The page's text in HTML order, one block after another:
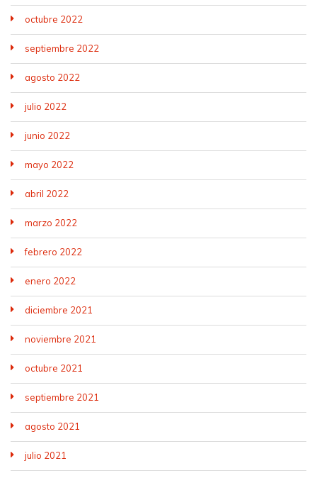
octubre 2022
septiembre 2022
agosto 2022
julio 2022
junio 2022
mayo 2022
abril 2022
marzo 2022
febrero 2022
enero 2022
diciembre 2021
noviembre 2021
octubre 2021
septiembre 2021
agosto 2021
julio 2021